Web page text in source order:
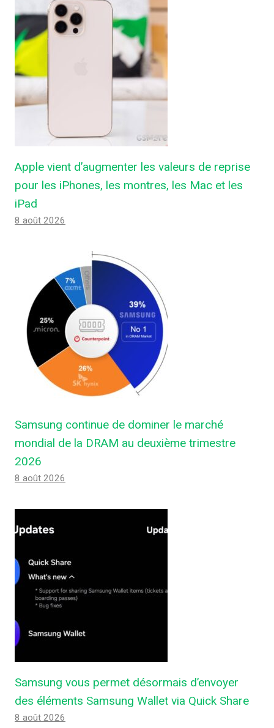
Apple vient d’augmenter les valeurs de reprise
pour les iPhones, les montres, les Mac et les
iPad
8 août 2026
Samsung continue de dominer le marché
mondial de la DRAM au deuxième trimestre
2026
8 août 2026
Samsung vous permet désormais d’envoyer
des éléments Samsung Wallet via Quick Share
8 août 2026